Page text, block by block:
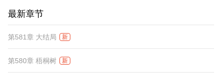
最新章节
第581章 大结局 新
第580章 梧桐树 新